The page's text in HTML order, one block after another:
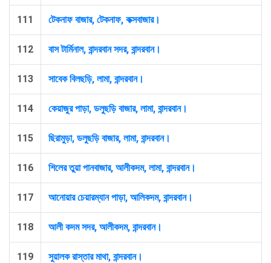
111 টেকনাফ বাজার, টেকনাফ, কক্সবাজার।
112 বাস টার্মিনাল, বান্দরবান সদর, বান্দরবান।
113 সাবেক বিলছড়ি, লামা, বান্দরবান।
114 কেয়াজুর পাড়া, ডলুছড়ি বাজার, লামা, বান্দরবান।
115 ছিরামুড়া, ডলুছড়ি বাজার, লামা, বান্দরবান।
116 শিলের তুয়া পানবাজার, আলীকদম, লামা, বান্দরবান।
117 আনোয়ার চেয়ারম্যান পাড়া, আলিকদম, বান্দরবান।
118 আলী কদম সদর, আলীকদম, বান্দরবান।
119 সুয়ালক রাস্তার মাথা, বান্দরবান।